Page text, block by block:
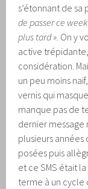
s’étonnant de
de passer ce
plus tard » . On y
active
considération.
un peu moins
vernis qui
manque pas de
dernier message
plusieurs
posées puis
et ce SMS était
terme à un cycle